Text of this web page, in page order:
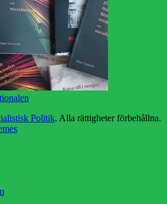
Politik. Alla rättigheter förbehållna.